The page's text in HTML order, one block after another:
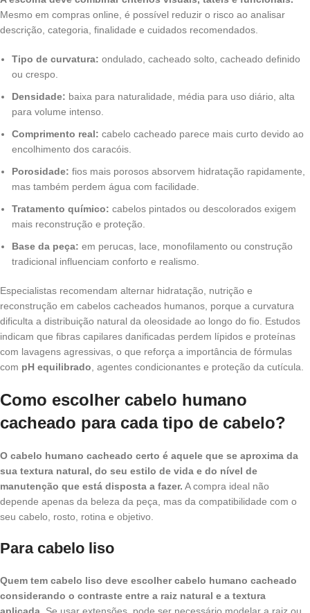
Mesmo em compras online, é possível reduzir o risco ao analisar
descrição, categoria, finalidade e cuidados recomendados.
Tipo de curvatura: ondulado, cacheado solto, cacheado definido
ou crespo.
Densidade: baixa para naturalidade, média para uso diário, alta
para volume intenso.
Comprimento real: cabelo cacheado parece mais curto devido ao
encolhimento dos caracóis.
Porosidade: fios mais porosos absorvem hidratação rapidamente,
mas também perdem água com facilidade.
Tratamento químico: cabelos pintados ou descolorados exigem
mais reconstrução e proteção.
Base da peça: em perucas, lace, monofilamento ou construção
tradicional influenciam conforto e realismo.
Especialistas recomendam alternar hidratação, nutrição e
reconstrução em cabelos cacheados humanos, porque a curvatura
dificulta a distribuição natural da oleosidade ao longo do fio. Estudos
indicam que fibras capilares danificadas perdem lípidos e proteínas
com lavagens agressivas, o que reforça a importância de fórmulas
com pH equilibrado, agentes condicionantes e proteção da cutícula.
Como escolher cabelo humano
cacheado para cada tipo de cabelo?
O cabelo humano cacheado certo é aquele que se aproxima da
sua textura natural, do seu estilo de vida e do nível de
manutenção que está disposta a fazer. A compra ideal não
depende apenas da beleza da peça, mas da compatibilidade com o
seu cabelo, rosto, rotina e objetivo.
Para cabelo liso
Quem tem cabelo liso deve escolher cabelo humano cacheado
considerando o contraste entre a raiz natural e a textura